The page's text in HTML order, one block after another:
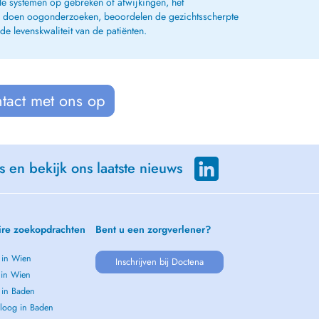
oogonderzoeken, beoordelen de gezichtsscherpte
levenskwaliteit van de patiënten.
met ons op
en bekijk ons laatste nieuws
zoekopdrachten
in Wien
Wien
Baden
in Baden
Bent u een zorgverlener?
Inschrijven bij Doctena